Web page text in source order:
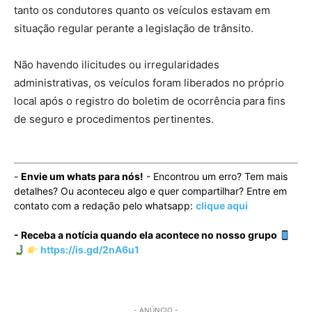
tanto os condutores quanto os veículos estavam em
situação regular perante a legislação de trânsito.
Não havendo ilicitudes ou irregularidades
administrativas, os veículos foram liberados no próprio
local após o registro do boletim de ocorrência para fins
de seguro e procedimentos pertinentes.
- Envie um whats para nós! - Encontrou um erro? Tem mais
detalhes? Ou aconteceu algo e quer compartilhar? Entre em
contato com a redação pelo whatsapp: clique aqui
- Receba a notícia quando ela acontece no nosso grupo
https://is.gd/2nA6u1
- ANÚNCIO -